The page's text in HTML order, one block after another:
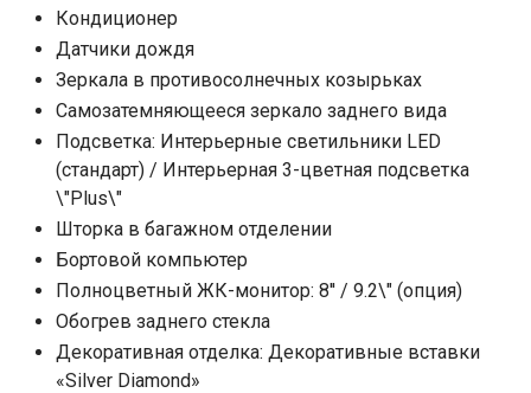
Кондиционер
Датчики дождя
Зеркала в противосолнечных козырьках
Самозатемняющееся зеркало заднего вида
Подсветка: Интерьерные светильники LED
(стандарт) / Интерьерная 3-цветная подсветка
\"Plus\"
Шторка в багажном отделении
Бортовой компьютер
Полноцветный ЖК-монитор: 8'' / 9.2\" (опция)
Обогрев заднего стекла
Декоративная отделка: Декоративные вставки
«Silver Diamond»